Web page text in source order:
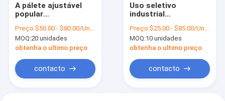
A pálete ajustável
popular
seletiva da pálete
Preço:$50.00 - $80.00/Units
MOQ:20 unidades
obtenha o ultimo preço
contacto
Uso seletivo
industrial
do armazém do
racking da pálete
Preço:$25.00 - $85.00/Units
MOQ:10 unidades
obtenha o ultimo preço
contacto